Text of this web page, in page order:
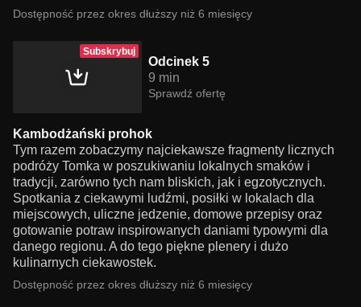
Dostępność przez okres dłuższy niż 6 miesięcy
Subskrybuj
Odcinek 5
9 min
Sprawdź ofertę
Kambodżański prohok
Tym razem zobaczymy najciekawsze fragmenty licznych
podróży Tomka w poszukiwaniu lokalnych smaków i
tradycji, zarówno tych nam bliskich, jak i egzotycznych.
Spotkania z ciekawymi ludźmi, posiłki w lokalach dla
miejscowych, uliczne jedzenie, domowe przepisy oraz
gotowanie potraw inspirowanych daniami typowymi dla
danego regionu. A do tego piękne plenery i dużo
kulinarnych ciekawostek.
Dostępność przez okres dłuższy niż 6 miesięcy